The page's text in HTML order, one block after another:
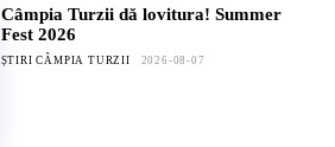
Câmpia Turzii dă lovitura! Summer
Fest 2026
ȘTIRI CÂMPIA TURZII 2026-08-07